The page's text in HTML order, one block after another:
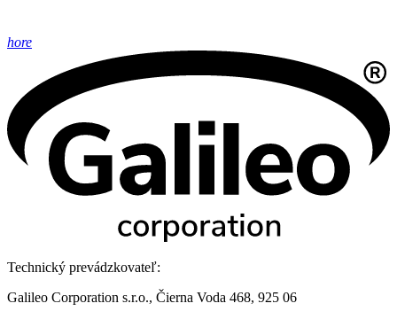
hore
Technický prevádzkovateľ:
Galileo Corporation s.r.o., Čierna Voda 468, 925 06